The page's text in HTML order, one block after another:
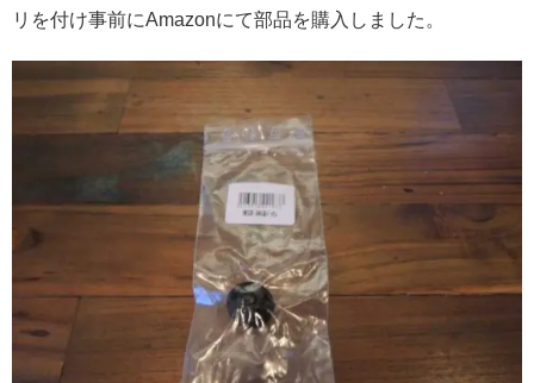
リを付け事前にAmazonにて部品を購入しました。